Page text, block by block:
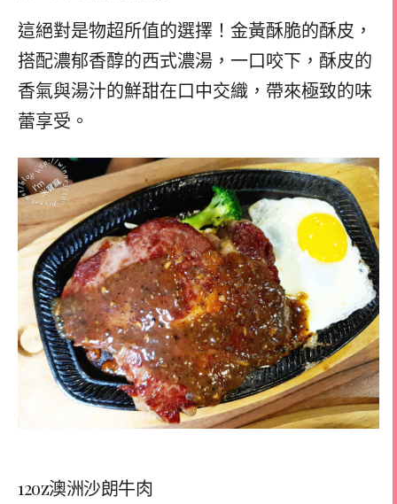
這絕對是物超所值的選擇！金黃酥脆的酥皮，
搭配濃郁香醇的西式濃湯，一口咬下，酥皮的
香氣與湯汁的鮮甜在口中交織，帶來極致的味
蕾享受。
12oz澳洲沙朗牛肉